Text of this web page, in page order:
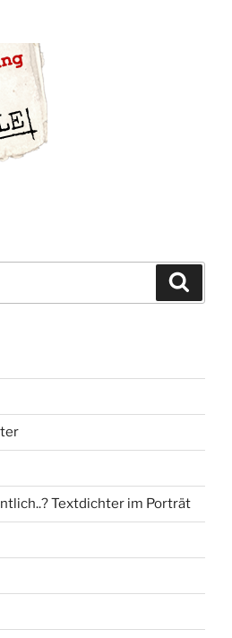
Textdichter im Porträt